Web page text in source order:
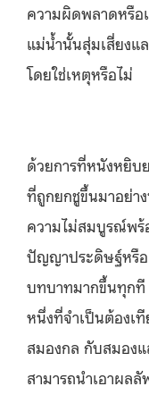
ความผิดพลาดหรือ
แม่น้ำนั้นสุ่มเสี่ยงแ
โดยใช่เหตุหรือไม่
ด้วยการที่หนังหยิบ
ที่ถูกยกชูขึ้นมาอย่า
ความไม่สมบูรณ์พร้
ปัญญาประดิษฐ์หรือ
บทบาทมากขึ้นทุกที
หนึ่งที่จำเป็นต้องเ
สมองกล กับสมอง
สามารถนำเอาผล